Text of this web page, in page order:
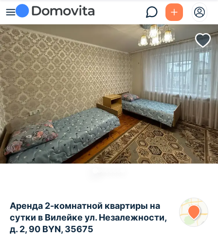
Аренда 2-комнатной квартиры на
сутки в Вилейке ул. Незалежности,
д. 2, 90 BYN, 35675